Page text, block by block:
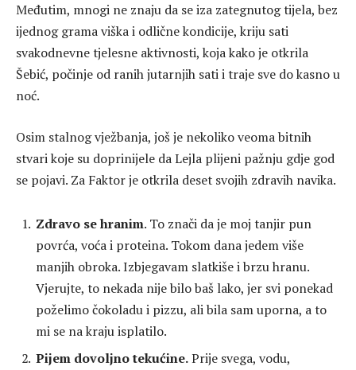
Međutim, mnogi ne znaju da se iza zategnutog tijela, bez
ijednog grama viška i odlične kondicije, kriju sati
svakodnevne tjelesne aktivnosti, koja kako je otkrila
Šebić, počinje od ranih jutarnjih sati i traje sve do kasno u
noć.
Osim stalnog vježbanja, još je nekoliko veoma bitnih
stvari koje su doprinijele da Lejla plijeni pažnju gdje god
se pojavi. Za Faktor je otkrila deset svojih zdravih navika.
Zdravo se hranim. To znači da je moj tanjir pun
povrća, voća i proteina. Tokom dana jedem više
manjih obroka. Izbjegavam slatkiše i brzu hranu.
Vjerujte, to nekada nije bilo baš lako, jer svi ponekad
poželimo čokoladu i pizzu, ali bila sam uporna, a to
mi se na kraju isplatilo.
Pijem dovoljno tekućine.Prije svega, vodu,